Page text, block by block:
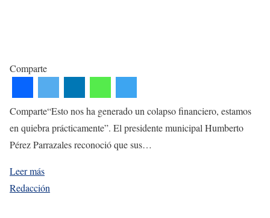
Comparte
Comparte“Esto nos ha generado un colapso financiero, estamos
en quiebra prácticamente”. El presidente municipal Humberto
Pérez Parrazales reconoció que sus…
Leer más
Redacción